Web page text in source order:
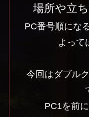
場所や立
PC番号順にな
よって
今回はダブル
PC1を前